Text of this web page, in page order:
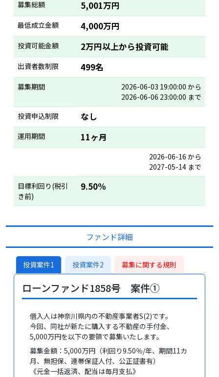
募集総額 5,001万円
最低成立金額 4,000万円
投資可能金額 2万円以上から投資可能
出資者数制限 499名
募集期間
2026-06-03 19:00:00 から
2026-06-06 23:00:00 まで
投資申込制限
なし
運用期間 11ヶ月
2026-06-16 から
2027-05-14 まで
目標利回り(税引
き前)
9.50%
ファンド詳細
投資案件1 投資案件2 募集に関する規則
ローンファンド1858号 案件①
借入人は神奈川県内の不動産事業者S(2)です。
今回、同社が新たに購入する不動産の手付金、
5,000万円を以下の要領で募集いたします。
募集金額：5,000万円（利回り9.50％/年、期間11カ
月、無担保、連帯保証人付、公正証書有）
《元金一括返済、配当は毎月支払》